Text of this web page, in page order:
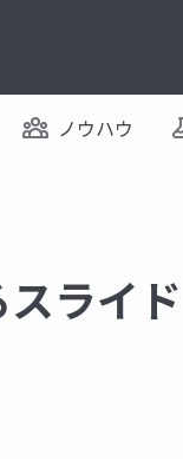
ノウハウ
ライド